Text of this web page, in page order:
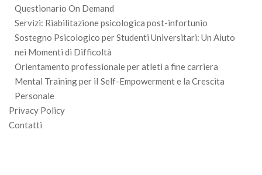
Questionario On Demand
Servizi: Riabilitazione psicologica post-infortunio
Sostegno Psicologico per Studenti Universitari: Un Aiuto
nei Momenti di Difficoltà
Orientamento professionale per atleti a fine carriera
Mental Training per iI Self-Empowerment e la Crescita
Personale
Privacy Policy
Contatti